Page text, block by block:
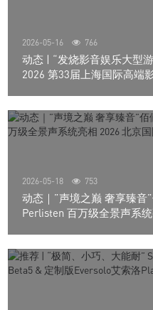
2026-05-16 766
动态 | “发烧影音娱乐大型
2026 第33届上海国际高端
2026-05-18 753
动态｜”声境之巅 奢享臻音
Perlisten 百万级全景声系统